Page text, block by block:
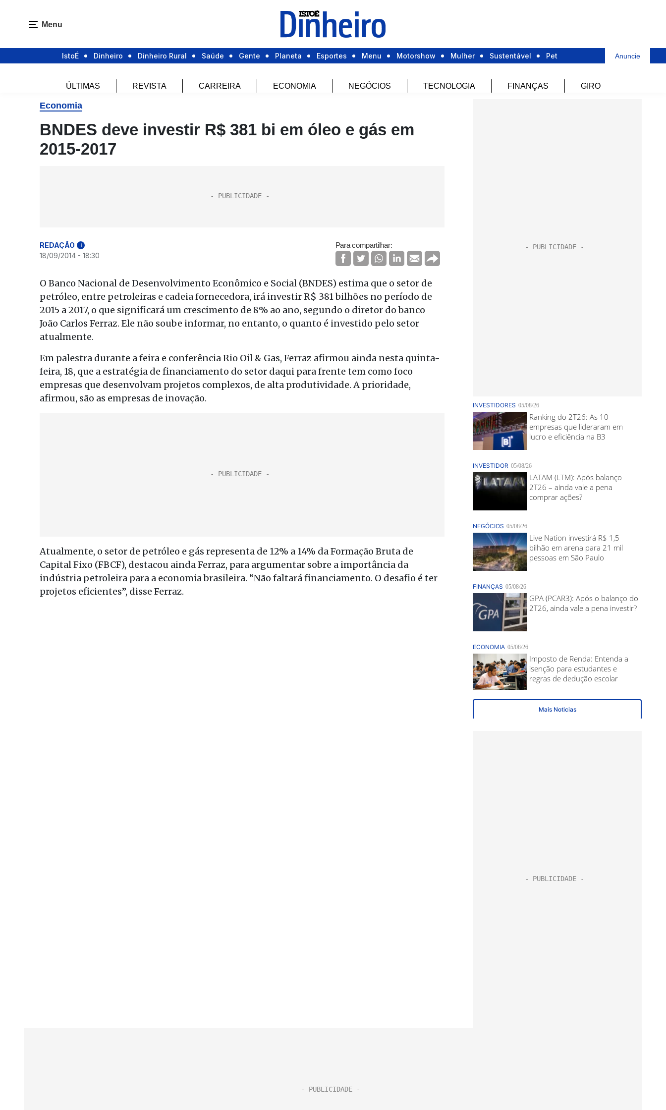
Menu
IstoÉ Dinheiro Dinheiro Rural Saúde Gente Planeta Esportes Menu Motorshow Mulher Sustentável Pet Anuncie
ÚLTIMAS REVISTA CARREIRA ECONOMIA NEGÓCIOS TECNOLOGIA FINANÇAS GIRO
Economia
BNDES deve investir R$ 381 bi em óleo e gás em
2015-2017
REDAÇÃO i
18/09/2014 - 18:30
Para compartilhar:
O Banco Nacional de Desenvolvimento Econômico e Social (BNDES) estima que o setor de
petróleo, entre petroleiras e cadeia fornecedora, irá investir R$ 381 bilhões no período de
2015 a 2017, o que significará um crescimento de 8% ao ano, segundo o diretor do banco
João Carlos Ferraz. Ele não soube informar, no entanto, o quanto é investido pelo setor
atualmente.
Em palestra durante a feira e conferência Rio Oil & Gas, Ferraz afirmou ainda nesta quinta-
feira, 18, que a estratégia de financiamento do setor daqui para frente tem como foco
empresas que desenvolvam projetos complexos, de alta produtividade. A prioridade,
afirmou, são as empresas de inovação.
Atualmente, o setor de petróleo e gás representa de 12% a 14% da Formação Bruta de
Capital Fixo (FBCF), destacou ainda Ferraz, para argumentar sobre a importância da
indústria petroleira para a economia brasileira. “Não faltará financiamento. O desafio é ter
projetos eficientes”, disse Ferraz.